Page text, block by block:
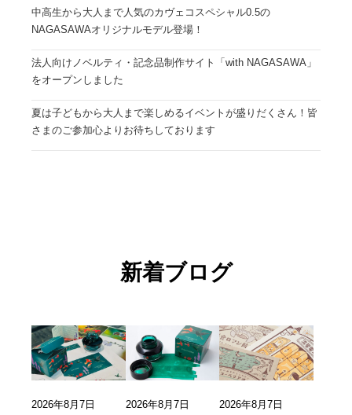
中高生から大人まで人気のカヴェコスペシャル0.5の
NAGASAWAオリジナルモデル登場！
法人向けノベルティ・記念品制作サイト「with NAGASAWA」
をオープンしました
夏は子どもから大人まで楽しめるイベントが盛りだくさん！皆
さまのご参加心よりお待ちしております
新着ブログ
2026年8月7日 2026年8月7日 2026年8月7日